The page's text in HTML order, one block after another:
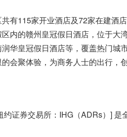
有115家开业酒店及72家在建酒
内的赣州皇冠假日酒店，位于大
华皇冠假日酒店等，覆盖热门城
会聚体验，为商务人士的出行，创
证券交易所：IHG（ADRs）] 是